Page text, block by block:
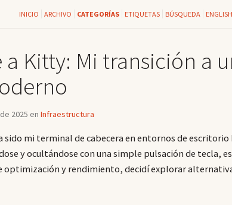
INICIO ARCHIVO CATEGORÍAS ETIQUETAS BÚSQUEDA ENGLISH
a Kitty: Mi transición a
2025 en Infraestructura
sido mi terminal de cabecera en entornos de escritorio
y ocultándose con una simple pulsación de tecla,
optimización y rendimiento, decidí explorar